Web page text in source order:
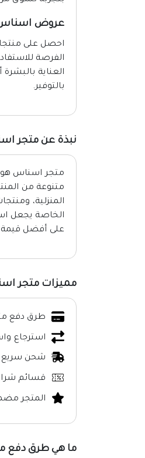
عروض اسناس حتى 30% على منتجات
الفرصة
العناية
بالتوفير.
نبذة عن متجر
متجر اسناس هو
متنوعة من
المنزلية،
الخاصة يجعل
على أفضل قيمة
مميزات متجر
طرق دفع
استرجاع
شحن سريع
قسائم
المتجر
ما هي طرق دفع